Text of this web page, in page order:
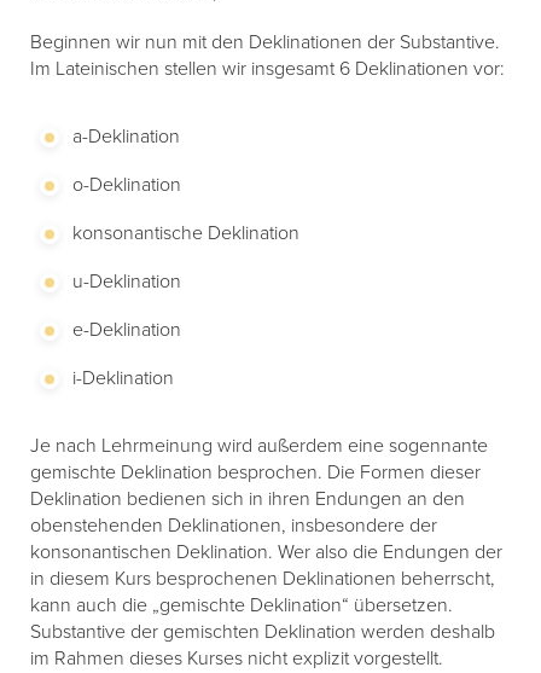
Beginnen wir nun mit den Deklinationen der Substantive.
Im Lateinischen stellen wir insgesamt 6 Deklinationen vor:
a-Deklination
o-Deklination
konsonantische Deklination
u-Deklination
e-Deklination
i-Deklination
Je nach Lehrmeinung wird außerdem eine sogennante
gemischte Deklination besprochen. Die Formen dieser
Deklination bedienen sich in ihren Endungen an den
obenstehenden Deklinationen, insbesondere der
konsonantischen Deklination. Wer also die Endungen der
in diesem Kurs besprochenen Deklinationen beherrscht,
kann auch die „gemischte Deklination“ übersetzen.
Substantive der gemischten Deklination werden deshalb
im Rahmen dieses Kurses nicht explizit vorgestellt.